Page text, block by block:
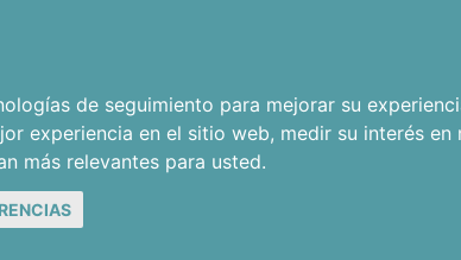
de seguimiento para mejorar su
experiencia en el sitio web, medir su interés
más relevantes para usted.